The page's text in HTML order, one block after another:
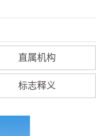
直属机构
标志释义